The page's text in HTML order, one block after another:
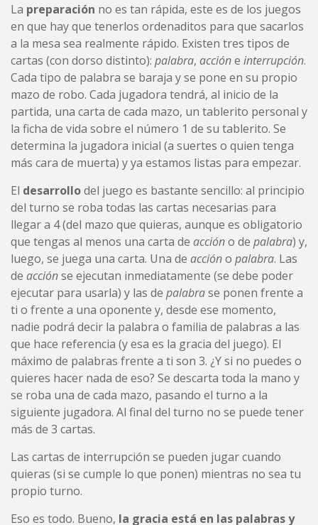
La preparación no es tan rápida, este es de los juegos
en que hay que tenerlos ordenaditos para que sacarlos
a la mesa sea realmente rápido. Existen tres tipos de
cartas (con dorso distinto): palabra, accióne interrupción.
Cada tipo de palabra se baraja y se pone en su propio
mazo de robo. Cada jugadora tendrá, al inicio de la
partida, una carta de cada mazo, un tablerito personal y
la ficha de vida sobre el número 1 de su tablerito. Se
determina la jugadora inicial (a suertes o quien tenga
más cara de muerta) y ya estamos listas para empezar.
El desarrollodel juego es bastante sencillo: al principio
del turno se roba todas las cartas necesarias para
llegar a 4 (del mazo que quieras, aunque es obligatorio
que tengas al menos una carta de accióno de palabra) y,
luego, se juega una carta. Una de accióno palabra. Las
de acciónse ejecutan inmediatamente (se debe poder
ejecutar para usarla) y las de palabrase ponen frente a
ti o frente a una oponente y, desde ese momento,
nadie podrá decir la palabra o familia de palabras a las
que hace referencia (y esa es la gracia del juego). El
máximo de palabras frente a ti son 3. ¿Y si no puedes o
quieres hacer nada de eso? Se descarta toda la mano y
se roba una de cada mazo, pasando el turno a la
siguiente jugadora. Al final del turno no se puede tener
más de 3 cartas.
Las cartas de interrupción se pueden jugar cuando
quieras (si se cumple lo que ponen) mientras no sea tu
propio turno.
Eso es todo. Bueno, la gracia está en las palabras y